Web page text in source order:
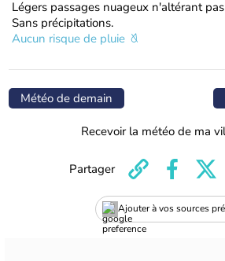
Légers passages nuageux n'altérant
Sans précipitations.
Aucun risque de pluie
Météo de demain
Recevoir la météo de ma
Ajouter à vos sources
Partager